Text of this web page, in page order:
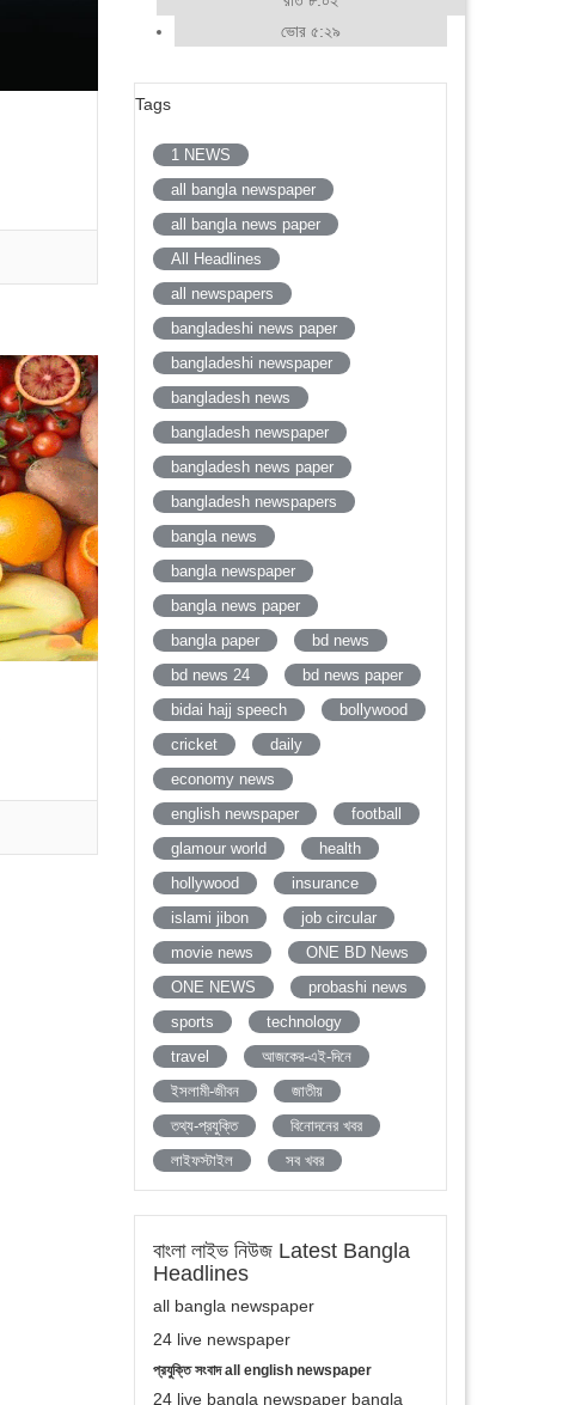
ভোর ৫:২৯
Tags
1 NEWS
all bangla newspaper
all bangla news paper
All Headlines
all newspapers
bangladeshi news paper
bangladeshi newspaper
bangladesh news
bangladesh newspaper
bangladesh news paper
bangladesh newspapers
bangla news
bangla newspaper
bangla news paper
bangla paper
bd news
bd news 24
bd news paper
bidai hajj speech
bollywood
cricket
daily
economy news
english newspaper
football
glamour world
health
hollywood
insurance
islami jibon
job circular
movie news
ONE BD News
ONE NEWS
probashi news
sports
technology
travel
আজকের-এই-দিনে
ইসলামী-জীবন
জাতীয়
তথ্য-প্রযুক্তি
বিনোদনের খবর
লাইফস্টাইল
সব খবর
বাংলা লাইভ নিউজ Latest Bangla
Headlines
all bangla newspaper
24 live newspaper
প্রযুক্তি সংবাদ all english newspaper
24 live bangla newspaper bangla